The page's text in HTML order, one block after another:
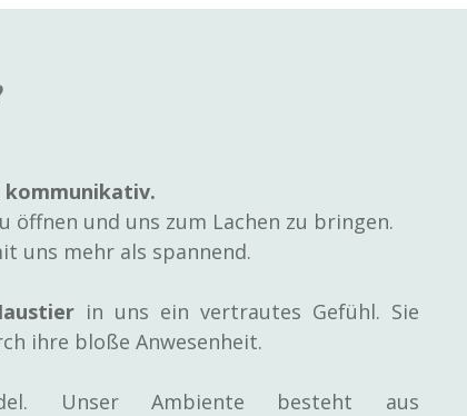
kommunikativ.
öffnen und uns zum Lachen zu bringen.
uns mehr als spannend.
in uns ein vertrautes Gefühl. Sie
ihre bloße Anwesenheit.
Unser Ambiente besteht aus